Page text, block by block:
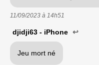
11/09/2023 à 14h51
djidji63 - iPhone ↩
Jeu mort né